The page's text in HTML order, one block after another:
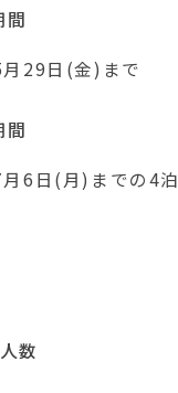
間
29日(金)まで
間
6日(月)までの4泊
数